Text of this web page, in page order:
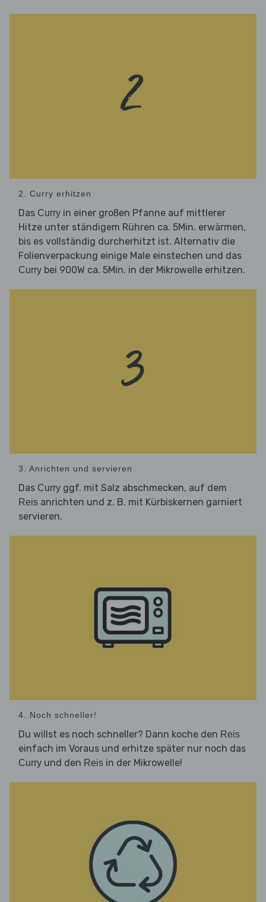
2. Curry erhitzen
Das Curry in einer großen Pfanne auf mittlerer
Hitze unter ständigem Rühren ca. 5Min. erwärmen,
bis es vollständig durcherhitzt ist. Alternativ die
Folienverpackung einige Male einstechen und das
Curry bei 900W ca. 5Min. in der Mikrowelle erhitzen.
3. Anrichten und servieren
Das Curry ggf. mit Salz abschmecken, auf dem
Reis anrichten und z. B. mit Kürbiskernen garniert
servieren.
4. Noch schneller!
Du willst es noch schneller? Dann koche den Reis
einfach im Voraus und erhitze später nur noch das
Curry und den Reis in der Mikrowelle!